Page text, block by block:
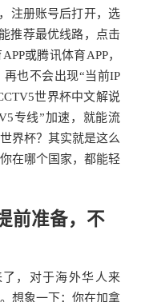
注册账号后打开，选
推荐最优线路，点击
或腾讯体育APP，
也不会出现“当前IP
世界杯中文解说
专线”加速，就能流
界杯？其实就是这么
在哪个国家，都能轻
前准备，不
，对于海外华人来
想象一下：你在加拿